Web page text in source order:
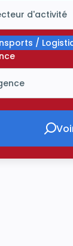
d'activité
ouvrir la
/
ouvrir la